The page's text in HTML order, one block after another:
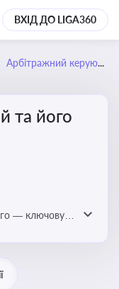
ВХІД ДО LIGA360
Арбітражний керуючий та його діяльність
та його
— ключову